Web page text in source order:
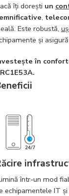
îți dorești un
,
Este robustă,
și
în
într-un mod
echipamentele IT